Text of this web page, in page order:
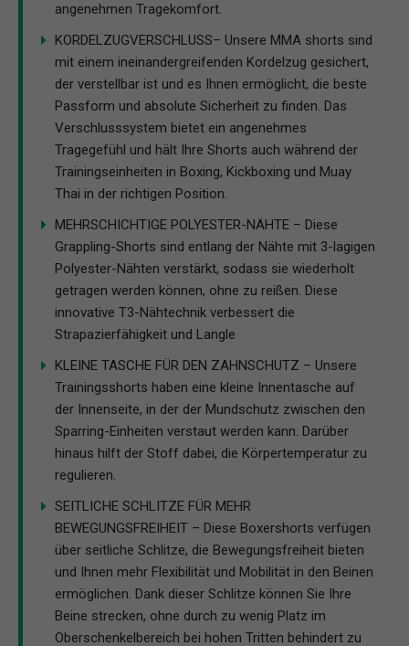
angenehmen Tragekomfort.
KORDELZUGVERSCHLUSS– Unsere MMA shorts sind
mit einem ineinandergreifenden Kordelzug gesichert,
der verstellbar ist und es Ihnen ermöglicht, die beste
Passform und absolute Sicherheit zu finden. Das
Verschlusssystem bietet ein angenehmes
Tragegefühl und hält Ihre Shorts auch während der
Trainingseinheiten in Boxing, Kickboxing und Muay
Thai in der richtigen Position.
MEHRSCHICHTIGE POLYESTER-NÄHTE – Diese
Grappling-Shorts sind entlang der Nähte mit 3-lagigen
Polyester-Nähten verstärkt, sodass sie wiederholt
getragen werden können, ohne zu reißen. Diese
innovative T3-Nähtechnik verbessert die
Strapazierfähigkeit und Langle
KLEINE TASCHE FÜR DEN ZAHNSCHUTZ – Unsere
Trainingsshorts haben eine kleine Innentasche auf
der Innenseite, in der der Mundschutz zwischen den
Sparring-Einheiten verstaut werden kann. Darüber
hinaus hilft der Stoff dabei, die Körpertemperatur zu
regulieren.
SEITLICHE SCHLITZE FÜR MEHR
BEWEGUNGSFREIHEIT – Diese Boxershorts verfügen
über seitliche Schlitze, die Bewegungsfreiheit bieten
und Ihnen mehr Flexibilität und Mobilität in den Beinen
ermöglichen. Dank dieser Schlitze können Sie Ihre
Beine strecken, ohne durch zu wenig Platz im
Oberschenkelbereich bei hohen Tritten behindert zu